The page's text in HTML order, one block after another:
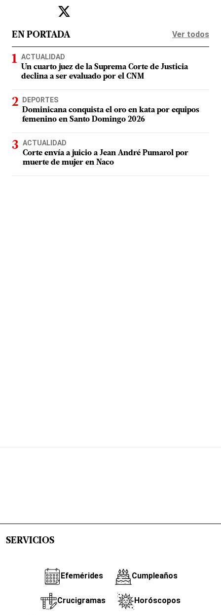
EN PORTADA Ver todos
ACTUALIDAD
Un cuarto juez de la Suprema Corte de Justicia
declina a ser evaluado por el CNM
DEPORTES
Dominicana conquista el oro en kata por equipos
femenino en Santo Domingo 2026
ACTUALIDAD
Corte envía a juicio a Jean André Pumarol por
muerte de mujer en Naco
SERVICIOS
Efemérides Cumpleaños
Crucigramas Horóscopos